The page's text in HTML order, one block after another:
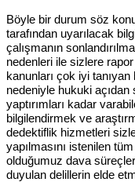
Böyle bir durum söz
tarafından uyarılacak
çalışmanın
nedenleri ile sizlere
kanunları çok iyi
nedeniyle hukuki
yaptırımları kadar
bilgilendirmek ve
dedektiflik hizmetleri
yapılmasını istenilen
olduğumuz dava
duyulan delillerin elde